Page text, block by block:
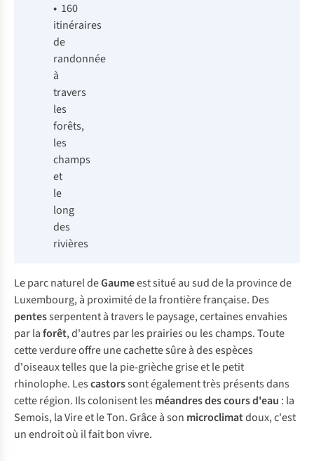
• 160
itinéraires
de
randonnée
à
travers
les
forêts,
les
champs
et
le
long
des
rivières
Le parc naturel deGaumeest situé au sud de la province de
Luxembourg, à proximité de la frontière française. Des
pentesserpentent à travers le paysage, certaines envahies
par laforêt, d'autres par les prairies ou les champs. Toute
cette verdure offre une cachette sûre à des espèces
d'oiseaux telles que la pie-grièche grise et le petit
rhinolophe. Lescastorssont également très présents dans
cette région. Ils colonisent les méandres des cours d'eau : la
Semois, la Vire et le Ton. Grâce à son microclimatdoux, c'est
un endroit où il fait bon vivre.